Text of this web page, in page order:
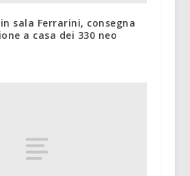
sala Ferrarini, consegna
a casa dei 330 neo